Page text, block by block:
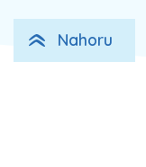
Nahoru